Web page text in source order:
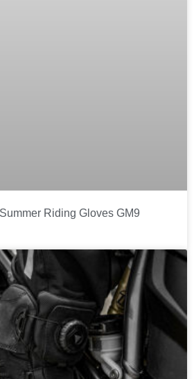
Riding Gloves GM9